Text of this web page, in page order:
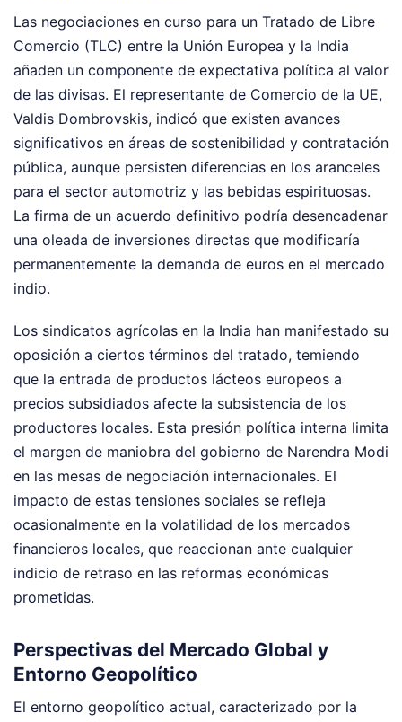
Las negociaciones en curso para un Tratado de Libre
Comercio (TLC) entre la Unión Europea y la India
añaden un componente de expectativa política al valor
de las divisas. El representante de Comercio de la UE,
Valdis Dombrovskis, indicó que existen avances
significativos en áreas de sostenibilidad y contratación
pública, aunque persisten diferencias en los aranceles
para el sector automotriz y las bebidas espirituosas.
La firma de un acuerdo definitivo podría desencadenar
una oleada de inversiones directas que modificaría
permanentemente la demanda de euros en el mercado
indio.
Los sindicatos agrícolas en la India han manifestado su
oposición a ciertos términos del tratado, temiendo
que la entrada de productos lácteos europeos a
precios subsidiados afecte la subsistencia de los
productores locales. Esta presión política interna limita
el margen de maniobra del gobierno de Narendra Modi
en las mesas de negociación internacionales. El
impacto de estas tensiones sociales se refleja
ocasionalmente en la volatilidad de los mercados
financieros locales, que reaccionan ante cualquier
indicio de retraso en las reformas económicas
prometidas.
Perspectivas del Mercado Global y
Entorno Geopolítico
El entorno geopolítico actual, caracterizado por la